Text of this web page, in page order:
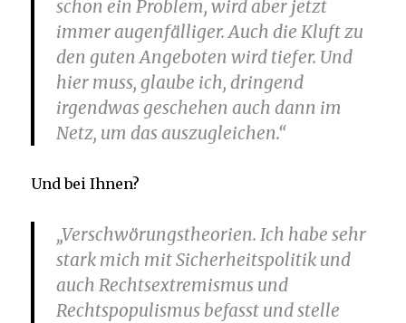
schon ein Problem, wird aber jetzt
immer augenfälliger. Auch die Kluft zu
den guten Angeboten wird tiefer. Und
hier muss, glaube ich, dringend
irgendwas geschehen auch dann im
Netz, um das auszugleichen.“
Und bei Ihnen?
„Verschwörungstheorien. Ich habe sehr
stark mich mit Sicherheitspolitik und
auch Rechtsextremismus und
Rechtspopulismus befasst und stelle